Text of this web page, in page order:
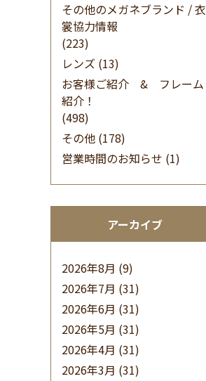
その他のメガネブランド / 衣
裳協力情報
(223)
レンズ (13)
お客様ご紹介 & フレーム
紹介！
(498)
その他 (178)
営業時間のお知らせ (1)
アーカイブ
2026年8月 (9)
2026年7月 (31)
2026年6月 (31)
2026年5月 (31)
2026年4月 (31)
2026年3月 (31)